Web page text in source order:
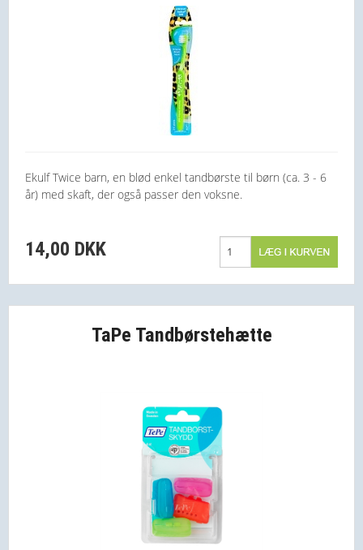
Ekulf Twice barn, en blød enkel tandbørste til børn (ca. 3 - 6
år) med skaft, der også passer den voksne.
14,00 DKK
TaPe Tandbørstehætte